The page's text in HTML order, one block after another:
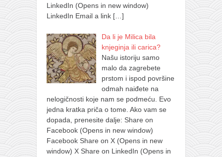
LinkedIn (Opens in new window)
LinkedIn Email a link […]
Da li je Milica bila
knjeginja ili carica?
Našu istoriju samo
malo da zagrebete
prstom i ispod površine
odmah naiđete na
nelogičnosti koje nam se podmeću. Evo
jedna kratka priča o tome. Ako vam se
dopada, prenesite dalje: Share on
Facebook (Opens in new window)
Facebook Share on X (Opens in new
window) X Share on LinkedIn (Opens in